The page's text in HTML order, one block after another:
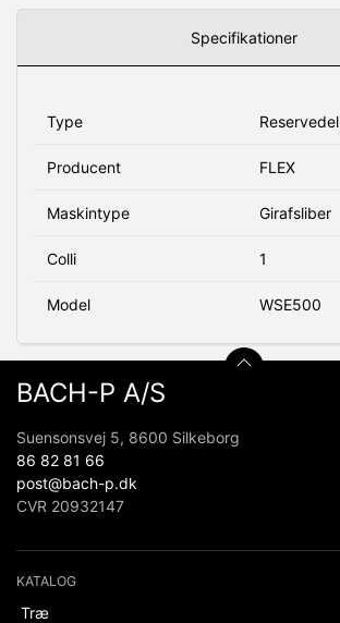
Specifikationer
Type Reservedel
Producent FLEX
Maskintype Girafsliber
Colli 1
Model WSE500
BACH-P A/S
Suensonsvej 5, 8600 Silkeborg
86 82 81 66
post@bach-p.dk
CVR 20932147
KATALOG
Træ